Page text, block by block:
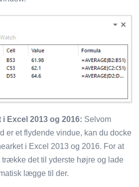
Excel 2013 og 2016: Selvom
er et flydende vindue, kan du docke
i Excel 2013 og 2016. For at
det til yderste højre og lade
lægge til der.